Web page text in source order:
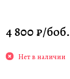
4 800 ₽/боб.
Нет в наличии